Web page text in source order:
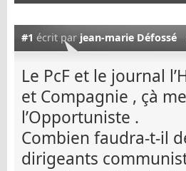
#1 écrit par jean-marie Défossé
Le PcF et le journal
et Compagnie , çà
l’Opportuniste .
Combien faudra-t-il
dirigeants